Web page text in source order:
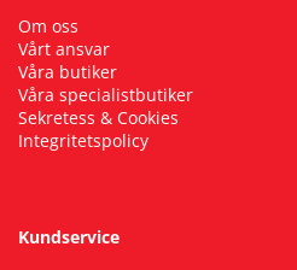
Om oss
Vårt ansvar
Våra butiker
Våra specialistbutiker
Sekretess & Cookies
Integritetspolicy
Kundservice